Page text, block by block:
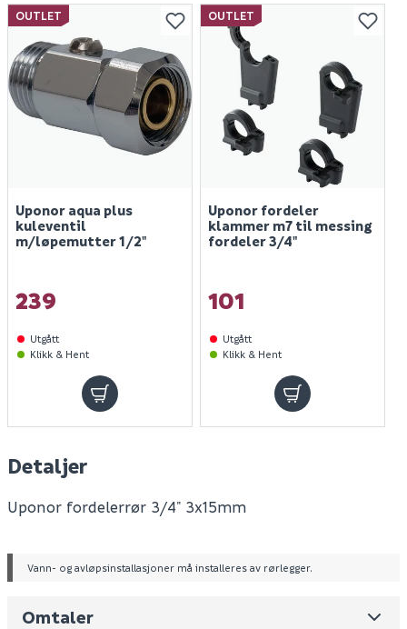
OUTLET
Uponor aqua plus
kuleventil
m/løpemutter 1/2"
239
Utgått
Klikk & Hent
OUTLET
Uponor fordeler
klammer m7 til messing
fordeler 3/4"
101
Utgått
Klikk & Hent
Detaljer
Uponor fordelerrør 3/4" 3x15mm
Vann- og avløpsinstallasjoner må installeres av rørlegger.
Omtaler
Nobb No 0